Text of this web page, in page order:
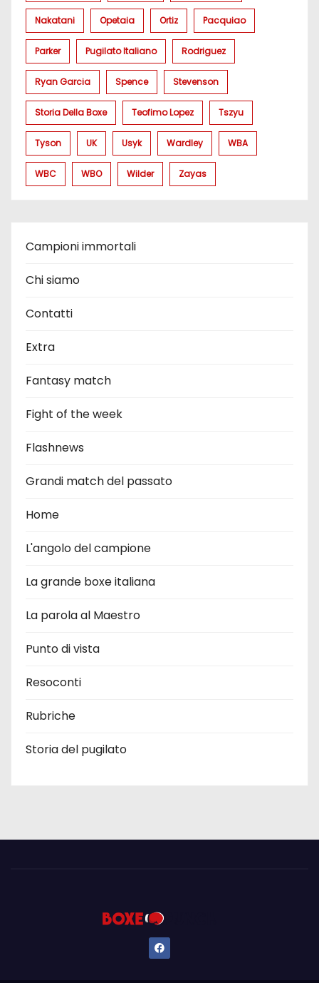
Nakatani Opetaia Ortiz Pacquiao
Parker Pugilato Italiano Rodriguez
Ryan Garcia Spence Stevenson
Storia Della Boxe Teofimo Lopez Tszyu
Tyson UK Usyk Wardley WBA
WBC WBO Wilder Zayas
Campioni immortali
Chi siamo
Contatti
Extra
Fantasy match
Fight of the week
Flashnews
Grandi match del passato
Home
L'angolo del campione
La grande boxe italiana
La parola al Maestro
Punto di vista
Resoconti
Rubriche
Storia del pugilato